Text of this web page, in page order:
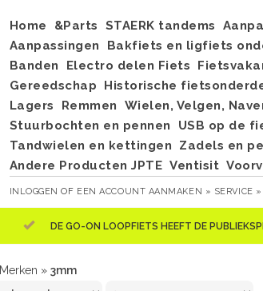
Home &Parts STAERK tandems
Aanpassingen
Bakfiets en ligfiets
Banden
Electro delen Fiets
Gereedschap
Historische
Lagers
Remmen Wielen, Velgen,
Stuurbochten en pennen
USB op de
Tandwielen en kettingen
Zadels en
Andere Producten JPTE Ventisit
INLOGGEN OF EEN ACCOUNT AANMAKEN » SERVICE »
DE GO-ON LOOPFIETS HEEFT DE
Merken » 3mm